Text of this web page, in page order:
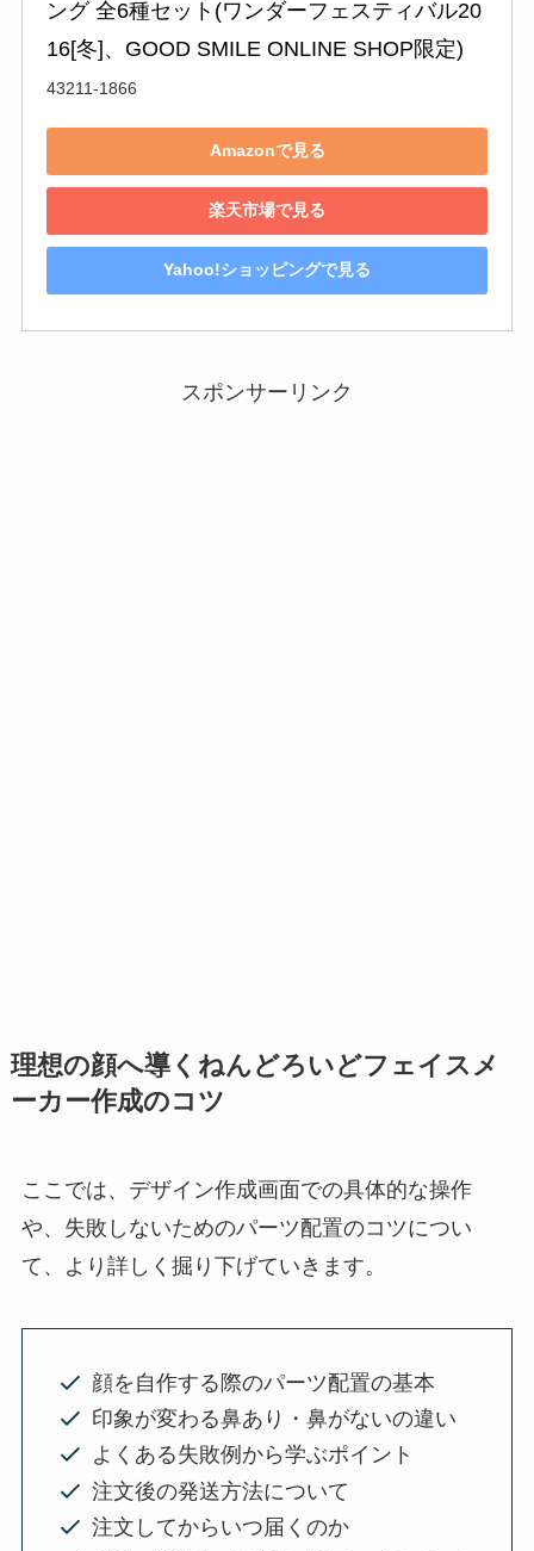
ング 全6種セット(ワンダーフェスティバル20
16[冬]、GOOD SMILE ONLINE SHOP限定)
43211-1866
Amazonで見る
楽天市場で見る
Yahoo!ショッピングで見る
スポンサーリンク
理想の顔へ導くねんどろいどフェイスメ
ーカー作成のコツ
ここでは、デザイン作成画面での具体的な操作
や、失敗しないためのパーツ配置のコツについ
て、より詳しく掘り下げていきます。
顔を自作する際のパーツ配置の基本
印象が変わる鼻あり・鼻がないの違い
よくある失敗例から学ぶポイント
注文後の発送方法について
注文してからいつ届くのか